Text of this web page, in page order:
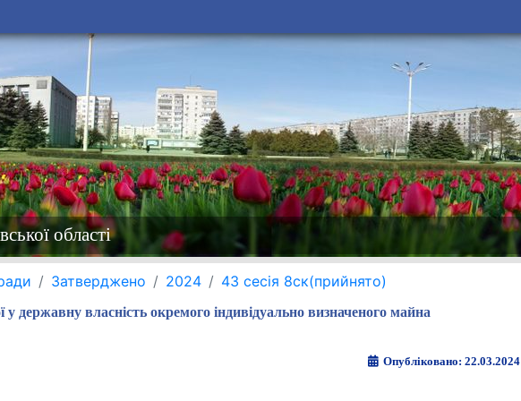
області
Затверджено 2024 43 сесія 8ск(прийнято)
державну власність окремого індивідуально визначеного майна
Опубліковано: 22.03.2024